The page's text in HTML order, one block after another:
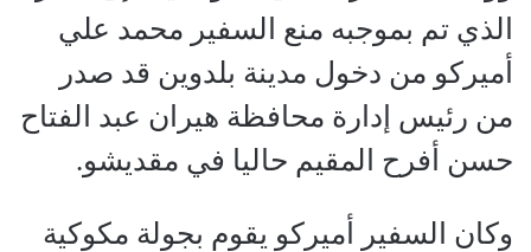
الذي تم بموجبه منع السفير محمد علي
أميركو من دخول مدينة بلدوين قد صدر
من رئيس إدارة محافظة هيران عبد الفتاح
حسن أفرح المقيم حاليا في مقديشو.
وكان السفير أميركو يقوم بجولة مكوكية